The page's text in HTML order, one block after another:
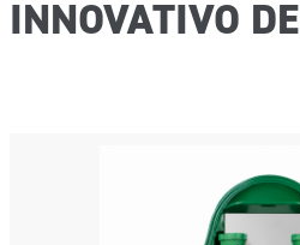
INNOVATIVO